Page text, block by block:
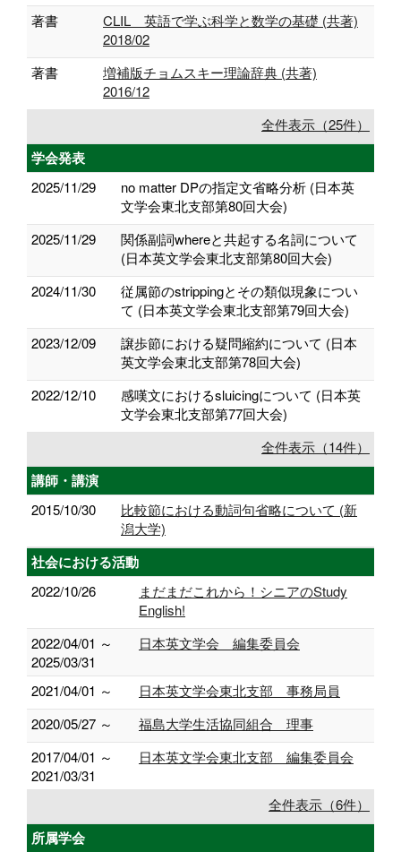
著書
CLIL 英語で学ぶ科学と数学の基礎 (共著)
2018/02
著書
増補版チョムスキー理論辞典 (共著)
2016/12
全件表示（25件）
学会発表
2025/11/29
no matter DPの指定文省略分析 (日本英
文学会東北支部第80回大会)
2025/11/29
関係副詞whereと共起する名詞について
(日本英文学会東北支部第80回大会)
2024/11/30
従属節のstrippingとその類似現象につい
て (日本英文学会東北支部第79回大会)
2023/12/09
譲歩節における疑問縮約について (日本
英文学会東北支部第78回大会)
2022/12/10
感嘆文におけるsluicingについて (日本英
文学会東北支部第77回大会)
全件表示（14件）
講師・講演
2015/10/30
比較節における動詞句省略について (新
潟大学)
社会における活動
2022/10/26
まだまだこれから！シニアのStudy
English!
2022/04/01 ～
2025/03/31
日本英文学会 編集委員会
2021/04/01 ～
日本英文学会東北支部 事務局員
2020/05/27 ～
福島大学生活協同組合 理事
2017/04/01 ～
2021/03/31
日本英文学会東北支部 編集委員会
全件表示（6件）
所属学会